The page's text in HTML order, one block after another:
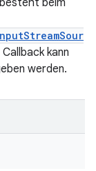
beim
kann
werden.